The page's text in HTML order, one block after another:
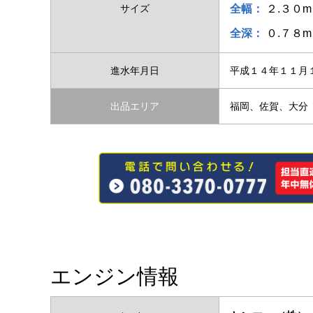
サイズ 全幅： ２.３０m
全深： ０.７８m
進水年月日 平成１４年１１月
出品エリア 福岡、佐賀、大分
エンジン情報